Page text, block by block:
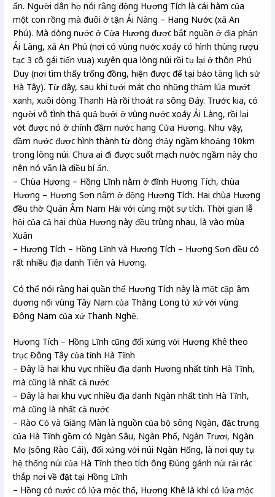
ẩn. Người dân họ nói rằng động Hương Tích là cái hàm của
một con rồng mà đuôi ở tận Ái Nàng – Hang Nước (xã An
Phú). Mà dòng nước ở Cửa Hương được bắt nguồn ở địa phận
Ái Làng, xã An Phú (nơi có vùng nước xoáy có hình thùng rượu
tạc 3 cô gái tiến vua) xuyên qua lòng núi rồi tụ lại ở thôn Phú
Duy (nơi tìm thấy trống đồng, hiện được để tại bảo tàng lịch sử
Hà Tây). Từ đây, sau khi tưới mát cho những thảm lúa mướt
xanh, xuôi dòng Thanh Hà rồi thoát ra sông Đáy. Trước kia, có
người vô tình thả quả bưởi ở vùng nước xoáy Ái Làng, rồi lại
vớt được nó ở chính đầm nước hang Cửa Hương. Như vậy,
đầm nước được hình thành từ dòng chảy ngầm khoảng 10km
trong lòng núi. Chưa ai đi được suốt mạch nước ngầm này cho
nên nó vẫn là điều bí ẩn.
– Chùa Hương – Hồng Lĩnh nằm ở đĩnh Hương Tích, chùa
Hương – Hương Sơn nằm ở động Hương Tích. Hai chùa Hương
đều thờ Quán Âm Nam Hải với cùng một sự tích. Thời gian lễ
hội của cả hai chùa Hương này đều trùng nhau, là vào mùa
Xuân
– Hương Tích – Hồng Lĩnh và Hương Tích – Hương Sơn đều có
rất nhiều địa danh Tiên và Hương.
Có thể nói rằng hai quần thể Hương Tích này là một cặp âm
dương nối vùng Tây Nam của Thăng Long tứ xứ với vùng
Đông Nam của xứ Thanh Nghệ.
Hương Tích – Hồng Lĩnh cũng đối xứng với Hương Khê theo
trục Đông Tây của tỉnh Hà Tĩnh
– Đây là hai khu vực nhiều địa danh Hương nhất tỉnh Hà Tĩnh,
mà cũng là nhất cả nước
– Đây là hai khu vực nhiều địa danh Ngàn nhất tỉnh Hà Tĩnh,
mà cũng là nhất cả nước
– Rào Cỏ và Giăng Màn là nguồn của bộ sông Ngàn, đặc trưng
của Hà Tĩnh gồm có Ngàn Sâu, Ngàn Phố, Ngàn Trươi, Ngàn
Mọ (sông Rào Cái), đối xứng với núi Ngàn Hống, là nơi quy tụ
hệ thống núi của Hà Tĩnh theo tích ông Đùng gánh núi rải rác
thắp nơi về đặt tại Hồng Lĩnh
– Hồng có nước có lửa mộc thổ, Hương Khê là khí có lửa mộc